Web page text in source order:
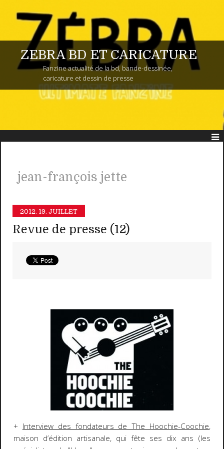
ZEBRA BD ET CARICATURE
Fanzine actualité de la bd, bande-dessinée,
caricature et dessin de presse
jean-françois jette
2012. 19. JUILLET
Revue de presse (12)
+ Interview des fondateurs de The Hoochie-Coochie,
maison d’édition artisanale, qui fête ses dix ans (les